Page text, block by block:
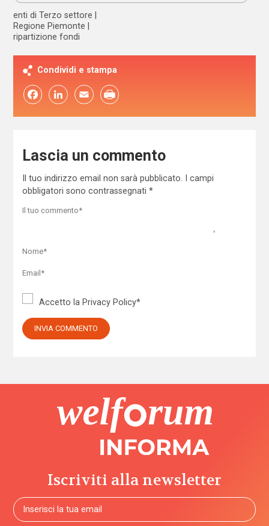
enti di Terzo settore
Regione Piemonte
ripartizione fondi
Condividi e stampa
FacebookLinkedIn Email
Lascia un commento
Il tuo indirizzo email non sarà pubblicato.
I campi
obbligatori sono contrassegnati *
Accetto la Privacy Policy*
Iscriviti alla newsletter